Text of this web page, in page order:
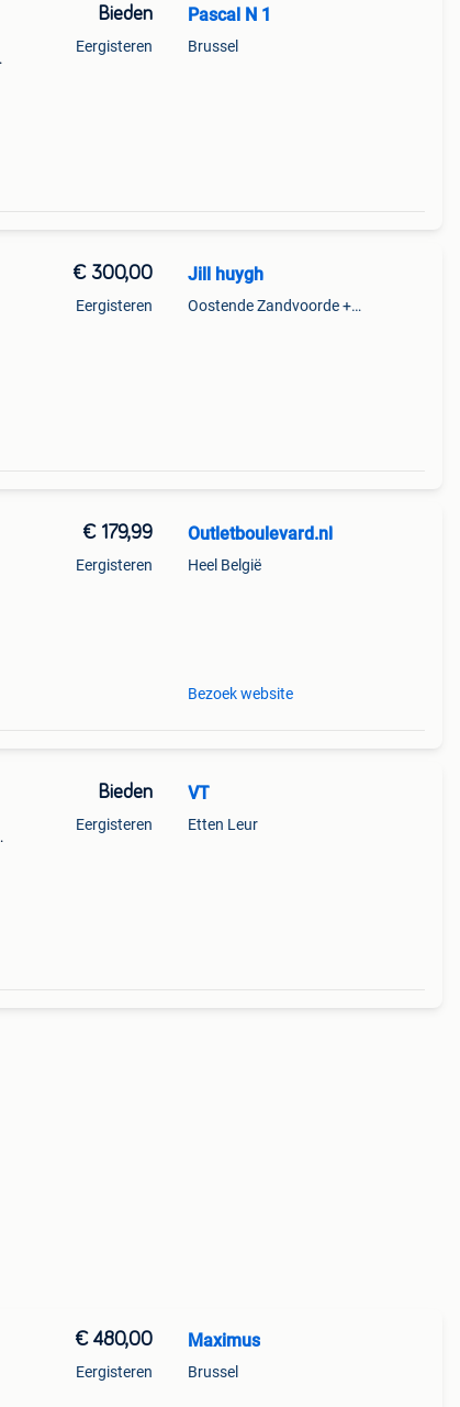
Bieden
Eergisteren
Pascal N 1
Brussel
€ 300,00
Eergisteren
Jill huygh
Oostende Zandvoorde +Oostende
€ 179,99
Eergisteren
Outletboulevard.nl
Heel België
Bezoek website
Bieden
Eergisteren
VT
Etten Leur
€ 480,00
Eergisteren
Maximus
Brussel